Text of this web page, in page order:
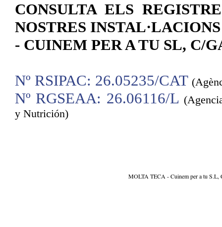
CONSULTA ELS
NOSTRES INSTAL·LACIONS
- CUINEM PER A TU SL, C/
Nº RSIPAC: 26.05235/CAT
Nº RGSEAA: 26.06116/L
y Nutrición)
MOLTA TECA - Cuinem per a tu S.L,